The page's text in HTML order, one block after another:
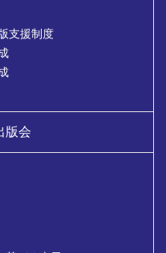
支援制度
版会